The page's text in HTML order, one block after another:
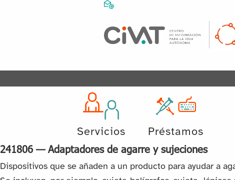
Servicios Préstamos
241806 — Adaptadores de agarre y sujeciones
Dispositivos que se añaden a un producto para ayudar a